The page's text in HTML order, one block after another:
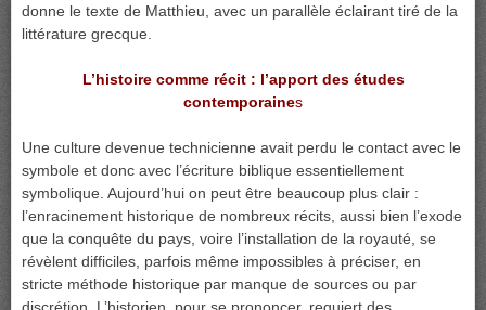
donne le texte de Matthieu, avec un parallèle éclairant tiré de la
littérature grecque.
L’histoire comme récit : l’apport des études
contemporaines
Une culture devenue technicienne avait perdu le contact avec le
symbole et donc avec l’écriture biblique essentiellement
symbolique. Aujourd’hui on peut être beaucoup plus clair :
l’enracinement historique de nombreux récits, aussi bien l’exode
que la conquête du pays, voire l’installation de la royauté, se
révèlent difficiles, parfois même impossibles à préciser, en
stricte méthode historique par manque de sources ou par
discrétion. L’historien, pour se prononcer, requiert des